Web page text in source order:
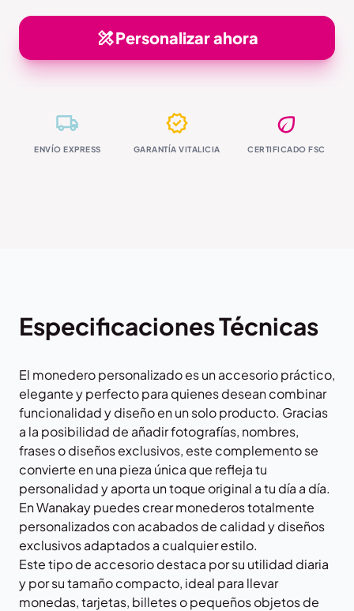
Personalizar ahora
ENVÍO EXPRESS GARANTÍA VITALICIA CERTIFICADO FSC
Especificaciones Técnicas
El monedero personalizado es un accesorio práctico,
elegante y perfecto para quienes desean combinar
funcionalidad y diseño en un solo producto. Gracias
a la posibilidad de añadir fotografías, nombres,
frases o diseños exclusivos, este complemento se
convierte en una pieza única que refleja tu
personalidad y aporta un toque original a tu día a día.
EnWanakaypuedes crear monederos totalmente
personalizados con acabados de calidad y diseños
exclusivos adaptados a cualquier estilo.
Este tipo de accesorio destaca por su utilidad diaria
y por su tamaño compacto, ideal para llevar
monedas, tarjetas, billetes o pequeños objetos de